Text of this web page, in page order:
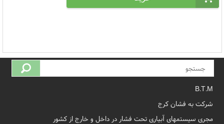
B.T.M
شرکت به فشان کرج
مجری سیستمهای آبیاری تحت فشار در داخل و خارج از کشور